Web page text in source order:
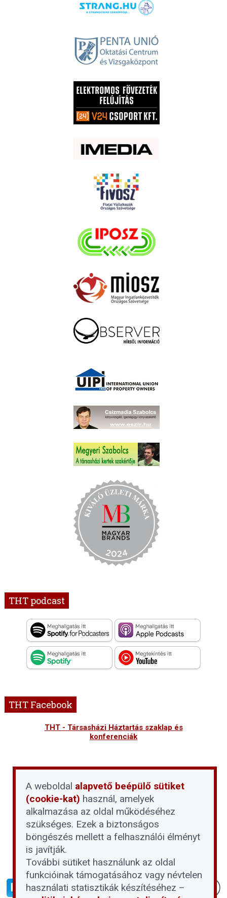
THT podcast
THT Facebook
THT - Társasházi Háztartás szaklap és
konferenciák
A weboldal alapvető beépülő sütiket
(cookie-kat) használ, amelyek
alkalmazása az oldal működéséhez
szükséges. Ezek a biztonságos
böngészés mellett a felhasználói élményt
is javítják.
További sütiket használunk az oldal
funkcióinak támogatásához vagy névtelen
használati statisztikák készítéséhez –